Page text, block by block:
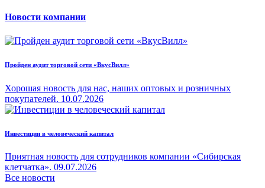
Новости компании
Пройден аудит торговой сети «ВкусВилл»
Хорошая новость для нас, наших оптовых и розничных
покупателей. 10.07.2026
Инвестиции в человеческий капитал
Приятная новость для сотрудников компании «Сибирская
клетчатка». 09.07.2026
Все новости